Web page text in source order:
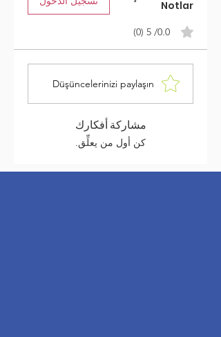
Notlar
0.0/ 5 (0)
Düşüncelerinizi paylaşın
مشاركة أفكارك
كن أول من يعلِّق.